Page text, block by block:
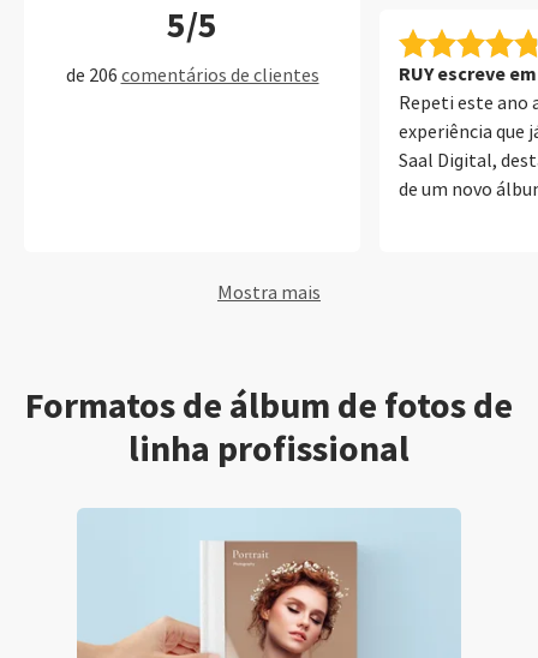
5/5
de 206 comentários de clientes RUY escreve
Repeti este ano
experiência que
Saal Digital,
de um novo
totalmente
elevada
opções para
Mostra mais
Formatos de álbum de fotos de
linha profissional